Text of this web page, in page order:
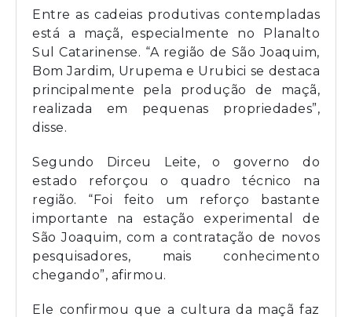
Entre as cadeias produtivas contempladas
está a maçã, especialmente no Planalto
Sul Catarinense. “A região de São Joaquim,
Bom Jardim, Urupema e Urubici se destaca
principalmente pela produção de maçã,
realizada em pequenas propriedades”,
disse.
Segundo Dirceu Leite, o governo do
estado reforçou o quadro técnico na
região. “Foi feito um reforço bastante
importante na estação experimental de
São Joaquim, com a contratação de novos
pesquisadores, mais conhecimento
chegando”, afirmou.
Ele confirmou que a cultura da maçã faz